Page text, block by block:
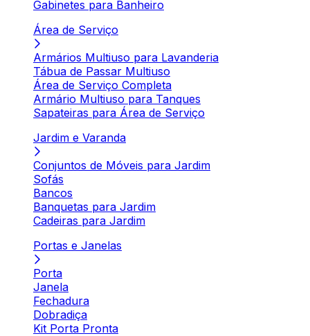
Gabinetes para Banheiro
Área de Serviço
Armários Multiuso para Lavanderia
Tábua de Passar Multiuso
Área de Serviço Completa
Armário Multiuso para Tanques
Sapateiras para Área de Serviço
Jardim e Varanda
Conjuntos de Móveis para Jardim
Sofás
Bancos
Banquetas para Jardim
Cadeiras para Jardim
Portas e Janelas
Porta
Janela
Fechadura
Dobradiça
Kit Porta Pronta